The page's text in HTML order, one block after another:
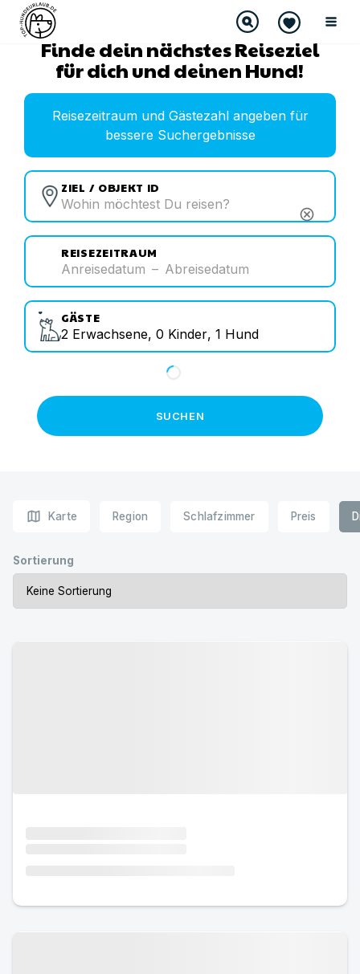
Finde dein nächstes Reiseziel
für dich und deinen Hund!
Reisezeitraum und Gästezahl angeben für
bessere Suchergebnisse
ZIEL / OBJEKT ID
cancel
REISEZEITRAUM
Anreisedatum – Abreisedatum
GÄSTE
2 Erwachsene, 0 Kinder, 1 Hund
SUCHEN
map Karte Region Schlafzimmer Preis
Sortierung